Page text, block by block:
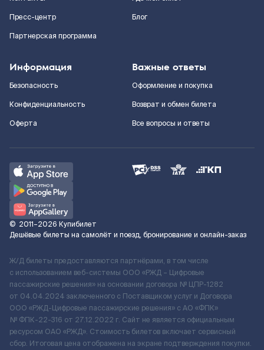
Пресс-центр
Партнерская программа
Блог
Информация
Безопасность
Конфиденциальность
Оферта
Важные ответы
Оформление и покупка
Возврат и обмен билета
Все вопросы и ответы
© 2011–2026 Купибилет
Дешёвые билеты на самолёт и поезд, бронирование и онлайн-заказ
Ж/Д билеты предоставляются партнёрами, в том числе
с использованием веб-системы ООО «РЖД – Цифровые
пассажирские решения» на основании договора № ЦПР-1282
от 04.04.2024 заключенного с Поставщиком услуг и Договора
ООО «РЖД-Цифровые пассажирские решения» c АО «ФПК»
№ ФПК-22-316 от 27.12.2022 г. Сайт не является официальным
ресурсом ОАО «РЖД». Стоимость билетов включает сервисный
сбор. Итоговая цена отображена на экране подтверждения покупки.